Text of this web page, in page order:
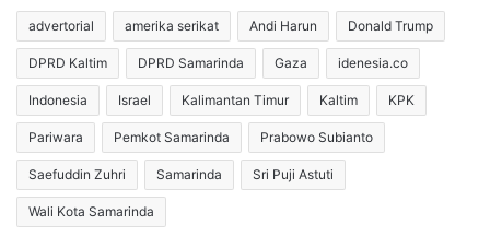
berbingkai tebal yang selama ini menjadi ciri khasnya
sehari-hari.
Sementara itu, Gauri Spratt mengenakan busana lehenga
bernuansa krem yang memiliki detail bordir elegan. Gauri
mengikat rambut panjangnya ke samping dan mengenakan
perhiasan tradisional India. Penampilan tersebut
memberikan sentuhan anggun yang proporsional tanpa
memunculkan kesan yang berlebihan.
advertorial amerika serikat Andi Harun Donald Trump
DPRD Kaltim DPRD Samarinda Gaza idenesia.co
Indonesia Israel Kalimantan Timur Kaltim KPK
Pariwara Pemkot Samarinda Prabowo Subianto
Saefuddin Zuhri Samarinda Sri Puji Astuti
Wali Kota Samarinda